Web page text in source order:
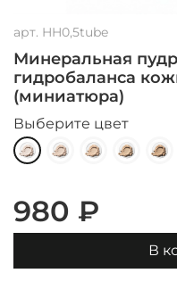
арт. HH0,5tube
Минеральная
гидробаланса
(миниатюра)
Выберите цвет
980 ₽
В